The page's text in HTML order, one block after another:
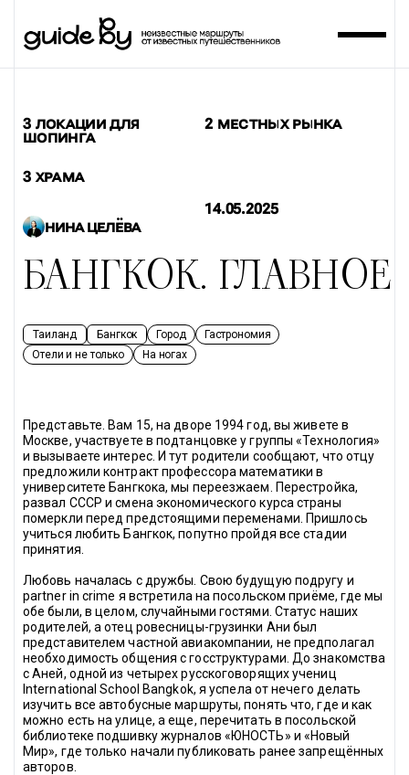
3 ЛОКАЦИИ ДЛЯ
ШОПИНГА
2 МЕСТНЫХ РЫНКА
3 ХРАМА
НИНА ЦЕЛЁВА
14.05.2025
БАНГКОК. ГЛАВНОЕ
Таиланд Бангкок Город
Гастрономия
Отели и не только
На ногах
Представьте. Вам 15, на дворе 1994 год, вы живете в
Москве, участвуете в подтанцовке у группы «Технология»
и вызываете интерес. И тут родители сообщают, что отцу
предложили контракт профессора математики в
университете Бангкока, мы переезжаем. Перестройка,
развал СССР и смена экономического курса страны
померкли перед предстоящими переменами. Пришлось
учиться любить Бангкок, попутно пройдя все стадии
принятия.
Любовь началась с дружбы. Свою будущую подругу и
partner in crime я встретила на посольском приёме, где мы
обе были, в целом, случайными гостями. Статус наших
родителей, а отец ровесницы-грузинки Ани был
представителем частной авиакомпании, не предполагал
необходимость общения с госструктурами. До знакомства
с Аней, одной из четырех русскоговорящих учениц
International School Bangkok, я успела от нечего делать
изучить все автобусные маршруты, понять что, где и как
можно есть на улице, а еще, перечитать в посольской
библиотеке подшивку журналов «ЮНОСТЬ» и «Новый
Мир», где только начали публиковать ранее запрещённых
авторов.